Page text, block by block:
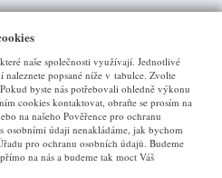
naše společnosti využívají. Jednotlivé
popsané níže v tabulce. Zvolte
byste nás potřebovali ohledně výkonu
cookies kontaktovat, obraťte se prosím na
na našeho Pověřence pro ochranu
osobními údaji nenakládáme, jak bychom
pro ochranu osobních údajů. Budeme
na nás a budeme tak moct Váš